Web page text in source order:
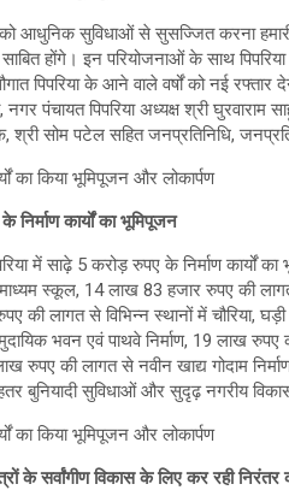
आधुनिक सुविधाओं से सुसज्जित करना
होंगे। इन परियोजनाओं के साथ
पिपरिया के आने वाले वर्षों को नई रफ्तार
पंचायत पिपरिया अध्यक्ष श्री
श्री सोम पटेल सहित जनप्रतिनिधि,
निर्माण कार्यों का भूमिपूजन
में साढ़े 5 करोड़ रुपए के निर्माण
स्कूल, 14 लाख 83 हजार रुपए की
लागत से विभिन्न स्थानों में चौरिया,
भवन एवं पाथवे निर्माण, 19 लाख
रुपए की लागत से नवीन खाद्य गोदाम
बुनियादी सुविधाओं और सुदृढ़ नगरीय
के सर्वांगीण विकास के लिए कर रही निरंतर